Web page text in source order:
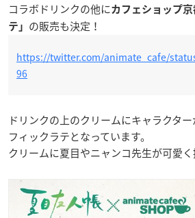
コラボドリンクの他にカフェショップ
テ」 の販売も決定！
https://twitter.com/animate_cafe/
96
ドリンクの上のクリームにキャラクタ
フィックラテとなっています。
クリームに夏目やニャンコ先生が可愛く